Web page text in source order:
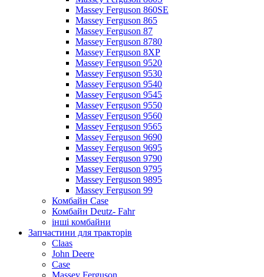
Massey Ferguson 860SE
Massey Ferguson 865
Massey Ferguson 87
Massey Ferguson 8780
Massey Ferguson 8XP
Massey Ferguson 9520
Massey Ferguson 9530
Massey Ferguson 9540
Massey Ferguson 9545
Massey Ferguson 9550
Massey Ferguson 9560
Massey Ferguson 9565
Massey Ferguson 9690
Massey Ferguson 9695
Massey Ferguson 9790
Massey Ferguson 9795
Massey Ferguson 9895
Massey Ferguson 99
Комбайн Case
Комбайн Deutz- Fahr
інші комбайни
Запчастини для тракторів
Claas
John Deere
Case
Massey Ferguson